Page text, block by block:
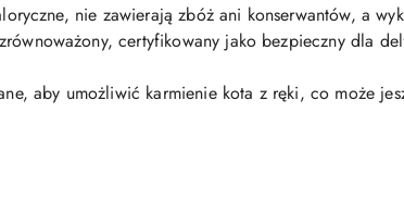
nie zawierają zbóż ani konserwantów, a
certyfikowany jako bezpieczny dla
aby umożliwić karmienie kota z ręki, co może